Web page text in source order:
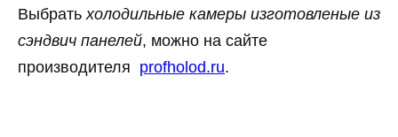
Выбрать холодильные камеры изготовленые из
сэндвич панелей, можно на сайте
производителя profholod.ru.